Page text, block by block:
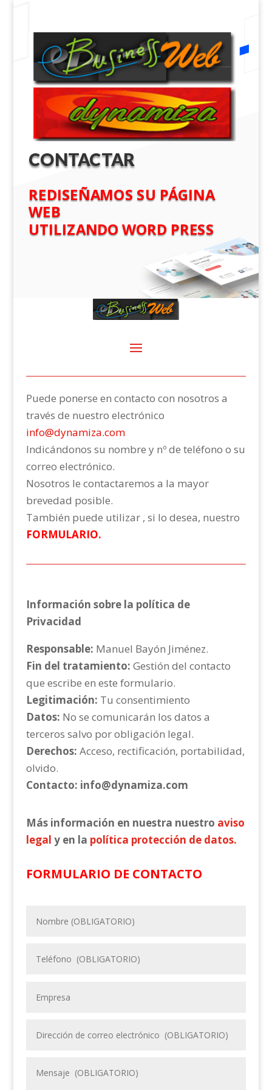
CONTACTAR
REDISEÑAMOS SU PÁGINA
WEB
UTILIZANDO WORD PRESS
Puede ponerse en contacto con nosotros a
través de nuestro electrónico
info@dynamiza.com
Indicándonos su nombre y nº de teléfono o su
correo electrónico.
Nosotros le contactaremos a la mayor
brevedad posible.
También puede utilizar , si lo desea, nuestro
FORMULARIO.
Información sobre la política de
Privacidad
Responsable: Manuel Bayón Jiménez.
Fin del tratamiento: Gestión del contacto
que escribe en este formulario.
Legitimación: Tu consentimiento
Datos: No se comunicarán los datos a
terceros salvo por obligación legal.
Derechos: Acceso, rectificación, portabilidad,
olvido.
Contacto: info@dynamiza.com
Más información en nuestra nuestro aviso
legal y en la política protección de datos.
FORMULARIO DE CONTACTO